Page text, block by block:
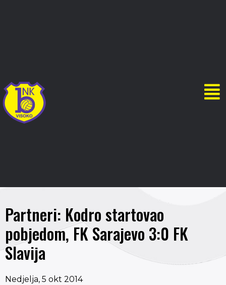
Partneri: Kodro startovao
pobjedom, FK Sarajevo 3:0 FK
Slavija
Nedjelja, 5 okt 2014